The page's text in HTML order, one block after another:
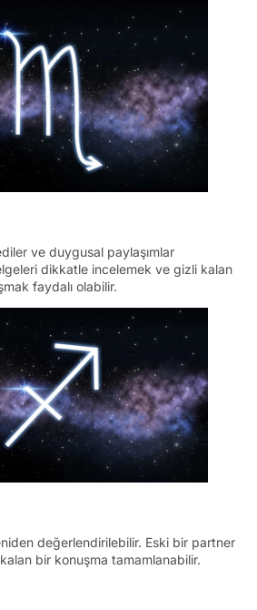
ve duygusal paylaşımlar
dikkatle incelemek ve gizli kalan
faydalı olabilir.
değerlendirilebilir. Eski bir partner
bir konuşma tamamlanabilir.